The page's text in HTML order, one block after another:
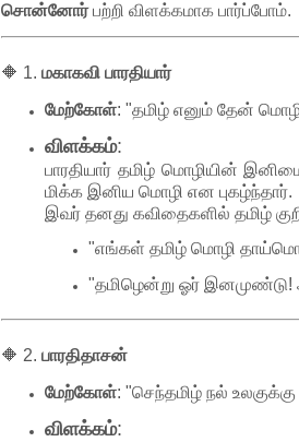
சொன்னோர்பற்றி விளக்கமாக பார்ப்போம்.
🔶 1. மகாகவி பாரதியார்
மேற்கோள்: "தமிழ் எனும் தேன்
விளக்கம்:
பாரதியார் தமிழ் மொழியின்
மிக்க இனிய மொழி என புகழ்ந்தார்.
இவர் தனது கவிதைகளில் தமிழ்
"எங்கள் தமிழ் மொழி
"தமிழென்று ஓர்
🔶 2. பாரதிதாசன்
மேற்கோள்: "செந்தமிழ் நல்
விளக்கம்: